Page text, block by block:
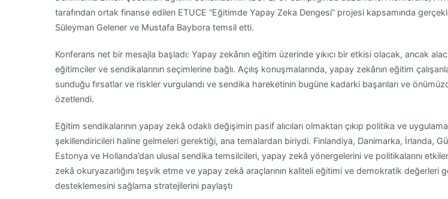
tarafından ortak finanse edilen ETUCE “Eğitimde Yapay Zeka Dengesi” projesi kapsamında
Süleyman Gelener ve Mustafa Baybora temsil etti.
Konferans net bir mesajla başladı: Yapay zekânın eğitim üzerinde yıkıcı bir etkisi olacak, ancak
eğitimciler ve sendikalarının seçimlerine bağlı. Açılış konuşmalarında, yapay zekânın eğitim
sunduğu fırsatlar ve riskler vurgulandı ve sendika hareketinin bugüne kadarki başarıları ve
özetlendi.
Eğitim sendikalarının yapay zekâ odaklı değişimin pasif alıcıları olmaktan çıkıp politika ve
şekillendiricileri haline gelmeleri gerektiği, ana temalardan biriydi. Finlandiya, Danimarka, İrlanda,
Estonya ve Hollanda’dan ulusal sendika temsilcileri, yapay zekâ yönergelerini ve politikalarını
zekâ okuryazarlığını teşvik etme ve yapay zekâ araçlarının kaliteli eğitimi ve demokratik değerleri
desteklemesini sağlama stratejilerini paylaştı